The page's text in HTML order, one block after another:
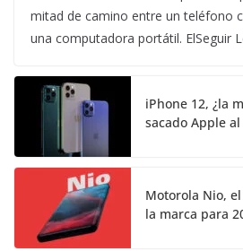
mitad de camino entre un teléfono
una computadora portátil. ElSeguir
iPhone 12, ¿la
sacado Apple
Motorola Nio,
la marca para